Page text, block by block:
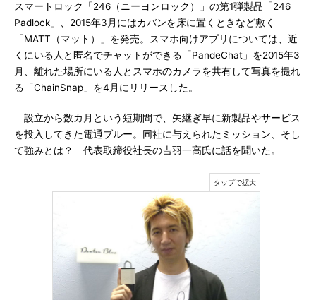
スマートロック「246（ニーヨンロック）」の第1弾製品「246
Padlock」、2015年3月にはカバンを床に置くときなど敷く
「MATT（マット）」を発売。スマホ向けアプリについては、近
くにいる人と匿名でチャットができる「PandeChat」を2015年3
月、離れた場所にいる人とスマホのカメラを共有して写真を撮れ
る「ChainSnap」を4月にリリースした。
設立から数カ月という短期間で、矢継ぎ早に新製品やサービス
を投入してきた電通ブルー。同社に与えられたミッション、そし
て強みとは？ 代表取締役社長の吉羽一高氏に話を聞いた。